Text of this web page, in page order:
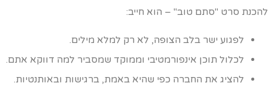
סרט "סתם טוב" – הוא חייב:
לפגוע ישר בלב הצופה, לא רק למלא מילים.
לכלול תוכן אינפורמטיבי וממוקד שמסביר למה דווקא אתם.
להציג את החברה כפי שהיא באמת, ברגישות ובאותנטיות.